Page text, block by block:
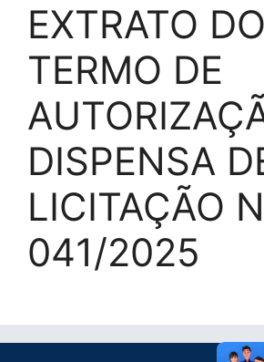
EXTRATO DO
TERMO DE
DISPENSA
LICITAÇÃO
041/2025